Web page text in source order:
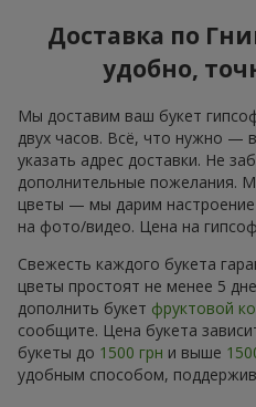
Доставка по
удобно,
Мы доставим ваш букет
двух часов. Всё, что нужно —
указать адрес доставки. Не
дополнительные пожелания.
цветы — мы дарим
на фото/видео. Цена на
Свежесть каждого букета
цветы простоят не менее 5
дополнить букет фруктовой
сообщите. Цена букета
букеты до 1500 грн и выше
удобным способом,